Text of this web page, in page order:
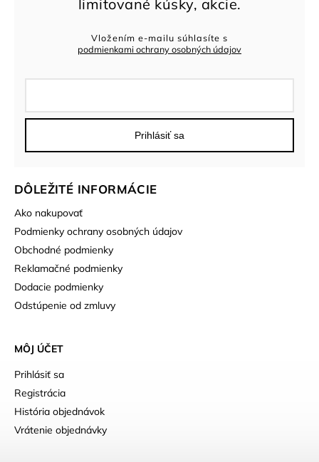
DÔLEŽITÉ INFORMÁCIE
Ako nakupovať
Podmienky ochrany osobných údajov
Obchodné podmienky
Reklamačné podmienky
Dodacie podmienky
Odstúpenie od zmluvy
MÔJ ÚČET
Prihlásiť sa
Registrácia
História objednávok
Vrátenie objednávky
Vložením e-mailu súhlasíte s
podmienkami ochrany osobných údajov
Prihlásiť sa